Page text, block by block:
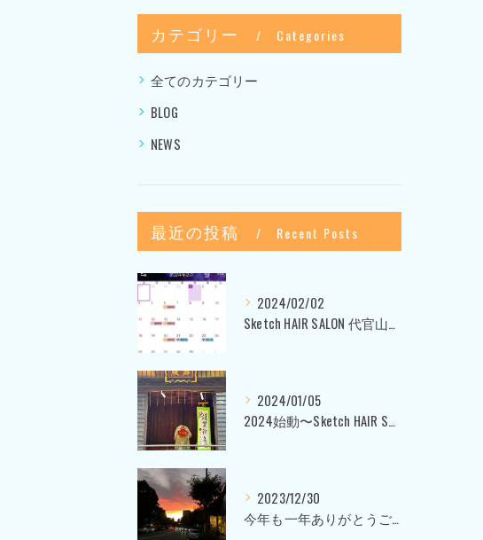
カテゴリー Categories
全てのカテゴリー
BLOG
NEWS
最近の投稿 Recent Posts
2024/02/02
Sketch HAIR SALON 代官山〜美容室ブログ〜
2024/01/05
2024始動〜Sketch HAIR SALON 代官山〜
2023/12/30
今年も一年ありがとうございました〜Sketch HAIR SALON 代官山の美容室〜